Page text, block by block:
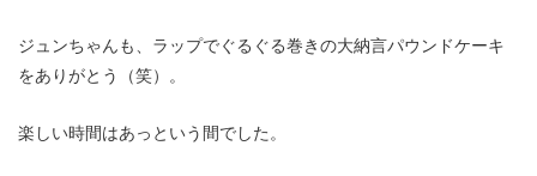
ジュンちゃんも、ラップでぐるぐる巻きの大納言パウンドケーキ
をありがとう（笑）。
楽しい時間はあっという間でした。